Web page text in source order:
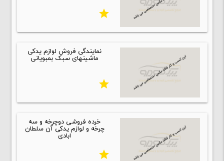
star
نمایندگی فروش لوازم یدکی
ماشینهای سبک بمبویانی
star
خرده فروشی دوچرخه و سه
چرخه و لوازم یدکی آن سلطان
ابادی
star